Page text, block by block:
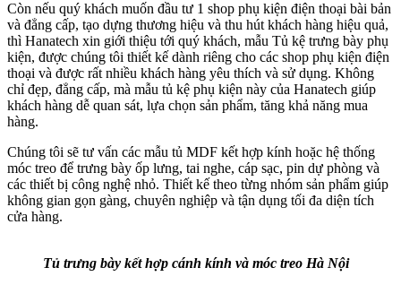
Còn nếu quý khách muốn đầu tư 1 shop phụ kiện điện thoại bài bản
và đẳng cấp, tạo dựng thương hiệu và thu hút khách hàng hiệu quả,
thì Hanatech xin giới thiệu tới quý khách, mẫu Tủ kệ trưng bày phụ
kiện, được chúng tôi thiết kế dành riêng cho các shop phụ kiện điện
thoại và được rất nhiều khách hàng yêu thích và sử dụng. Không
chỉ đẹp, đẳng cấp, mà mẫu tủ kệ phụ kiện này của Hanatech giúp
khách hàng dễ quan sát, lựa chọn sản phẩm, tăng khả năng mua
hàng.
Chúng tôi sẽ tư vấn các mẫu tủ MDF kết hợp kính hoặc hệ thống
móc treo để trưng bày ốp lưng, tai nghe, cáp sạc, pin dự phòng và
các thiết bị công nghệ nhỏ. Thiết kế theo từng nhóm sản phẩm giúp
không gian gọn gàng, chuyên nghiệp và tận dụng tối đa diện tích
cửa hàng.
Tủ trưng bày kết hợp cánh kính và móc treo Hà Nội